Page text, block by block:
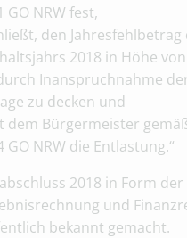
2019/2020
ab
Haushaltspläne
2017/2018
2015/2016
2020
2019
Jahresabschlüsse
GO NRW fest,
den Jahresfehlbetrag
2018 in Höhe
Inanspruchnahme
zu decken und
dem Bürgermeister
GO NRW die Entlastung.“
2018 in Form
und
bekannt gemacht.